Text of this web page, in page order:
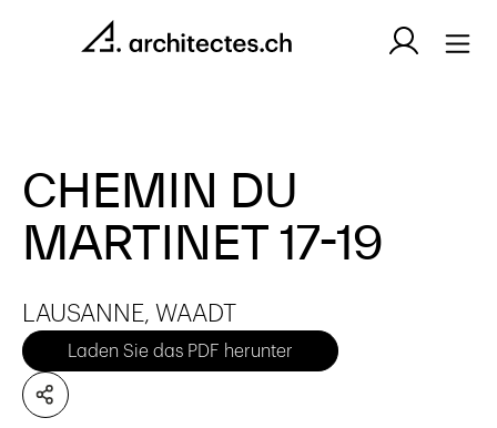
CHEMIN DU
MARTINET 17-19
LAUSANNE, WAADT
Laden Sie das PDF herunter